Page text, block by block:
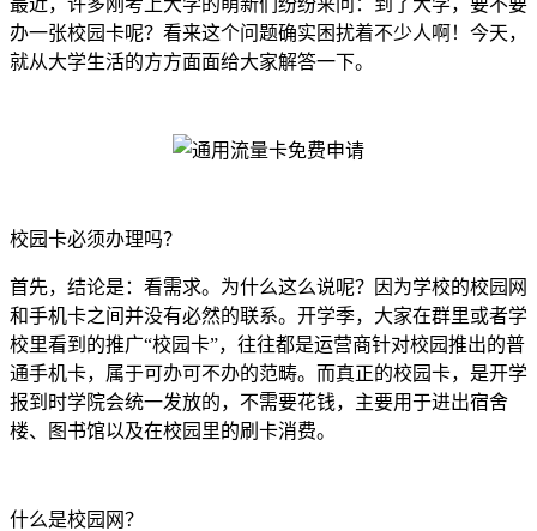
办一张校园卡呢？看来这个问题确实困扰着不少人啊！今天，
就从大学生活的方方面面给大家解答一下。
校园卡必须办理吗？
首先，结论是：看需求。为什么这么说呢？因为学校的校园网
和手机卡之间并没有必然的联系。开学季，大家在群里或者学
校里看到的推广“校园卡”，往往都是运营商针对校园推出的普
通手机卡，属于可办可不办的范畴。而真正的校园卡，是开学
报到时学院会统一发放的，不需要花钱，主要用于进出宿舍
楼、图书馆以及在校园里的刷卡消费。
什么是校园网？